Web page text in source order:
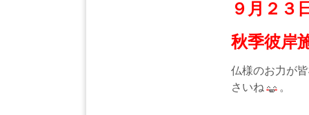
９月２３
秋季彼岸
仏様のお力が
さいね
。